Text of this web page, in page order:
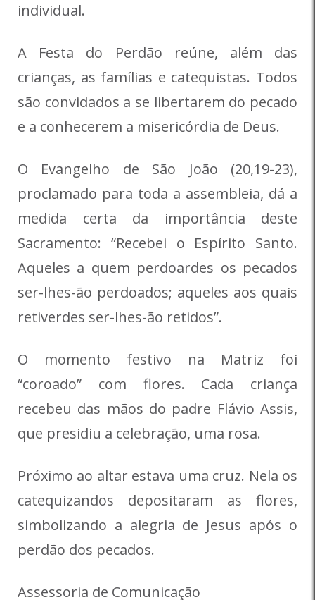
individual.
A Festa do Perdão reúne, além das
crianças, as famílias e catequistas. Todos
são convidados a se libertarem do pecado
e a conhecerem a misericórdia de Deus.
O Evangelho de São João (20,19-23),
proclamado para toda a assembleia, dá a
medida certa da importância deste
Sacramento: “Recebei o Espírito Santo.
Aqueles a quem perdoardes os pecados
ser-lhes-ão perdoados; aqueles aos quais
retiverdes ser-lhes-ão retidos”.
O momento festivo na Matriz foi
“coroado” com flores. Cada criança
recebeu das mãos do padre Flávio Assis,
que presidiu a celebração, uma rosa.
Próximo ao altar estava uma cruz. Nela os
catequizandos depositaram as flores,
simbolizando a alegria de Jesus após o
perdão dos pecados.
Assessoria de Comunicação